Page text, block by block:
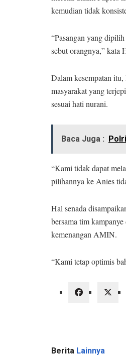
kemudian tidak
“Pasangan yang
sebut orangnya,” kata
Dalam kesempatan
masyarakat yang
sesuai hati nurani.
Baca Juga :
“Kami tidak dapat
pilihannya ke Anies
Hal senada
bersama tim
kemenangan AMIN.
“Kami tetap optimis
Berita Lainnya